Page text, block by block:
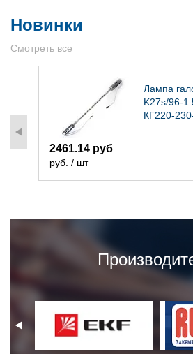
Новинки
Смотреть все
Лампа
K27s/96-1
КГ220-
2461.14 руб
руб. / шт